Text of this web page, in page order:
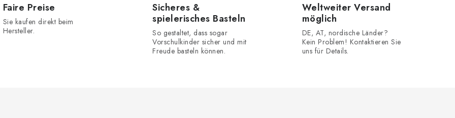
Faire Preise
Sie kaufen direkt beim
Hersteller.
Sicheres &
spielerisches Basteln
So gestaltet, dass sogar
Vorschulkinder sicher und mit
Freude basteln können.
Weltweiter Versand
möglich
DE, AT, nordische Länder?
Kein Problem! Kontaktieren Sie
uns für Details.